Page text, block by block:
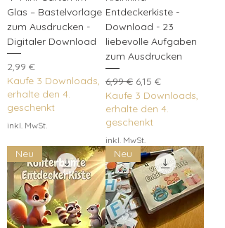
Glas – Bastelvorlage
zum Ausdrucken -
Digitaler Download
Preis
2,99 €
Kaufe 3 Downloads,
erhalte den 4.
geschenkt
inkl. MwSt.
Entdeckerkiste -
Download - 23
liebevolle Aufgaben
zum Ausdrucken
Standardpreis
6,99 € Sale-Preis
6,15 €
Kaufe 3 Downloads,
erhalte den 4.
geschenkt
inkl. MwSt.
Neu Neu